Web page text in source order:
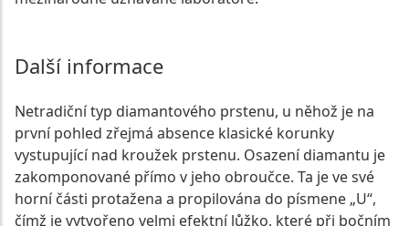
Další informace
Netradiční typ diamantového prstenu, u něhož je na
první pohled zřejmá absence klasické korunky
vystupující nad kroužek prstenu. Osazení diamantu je
zakomponované přímo v jeho obroučce. Ta je ve své
horní části protažena a propilována do písmene „U“,
čímž je vytvořeno velmi efektní lůžko, které při bočním